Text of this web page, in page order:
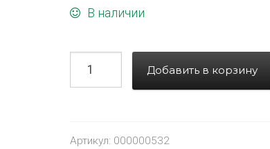
В наличии
Добавить в корзину
Артикул: 000000532